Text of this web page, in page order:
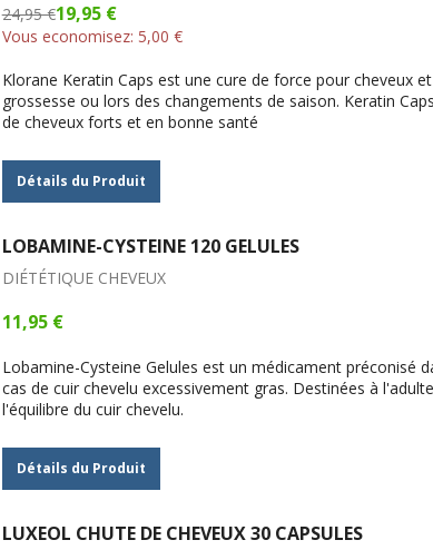
24,95 €19,95 €
Vous economisez: 5,00 €
Klorane Keratin Caps est une cure de force pour cheveux
grossesse ou lors des changements de saison. Keratin
de cheveux forts et en bonne santé
Détails du Produit
LOBAMINE-CYSTEINE 120 GELULES
DIÉTÉTIQUE CHEVEUX
11,95 €
Lobamine-Cysteine Gelules est un médicament préconisé
cas de cuir chevelu excessivement gras. Destinées à
l'équilibre du cuir chevelu.
Détails du Produit
LUXEOL CHUTE DE CHEVEUX 30 CAPSULES